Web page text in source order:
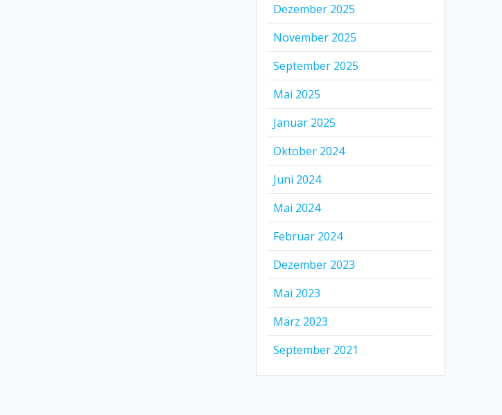
Dezember 2025
November 2025
September 2025
Mai 2025
Januar 2025
Oktober 2024
Juni 2024
Mai 2024
Februar 2024
Dezember 2023
Mai 2023
März 2023
September 2021